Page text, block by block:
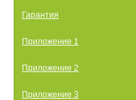
Гарантия
Приложение 1
Приложение 2
Приложение 3